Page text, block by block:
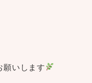
願いします